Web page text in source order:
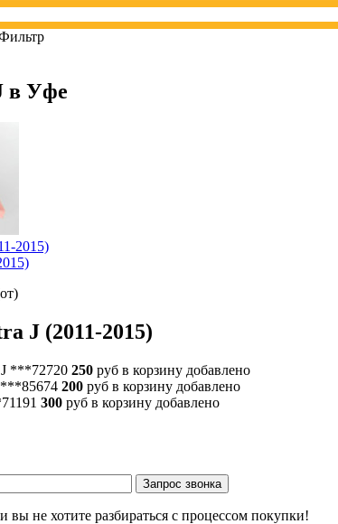
в Уфе
J (2011-2015)
***72720 250 руб в корзину добавлено
***85674 200 руб в корзину добавлено
300 руб в корзину добавлено
вы не хотите разбираться с процессом покупки!